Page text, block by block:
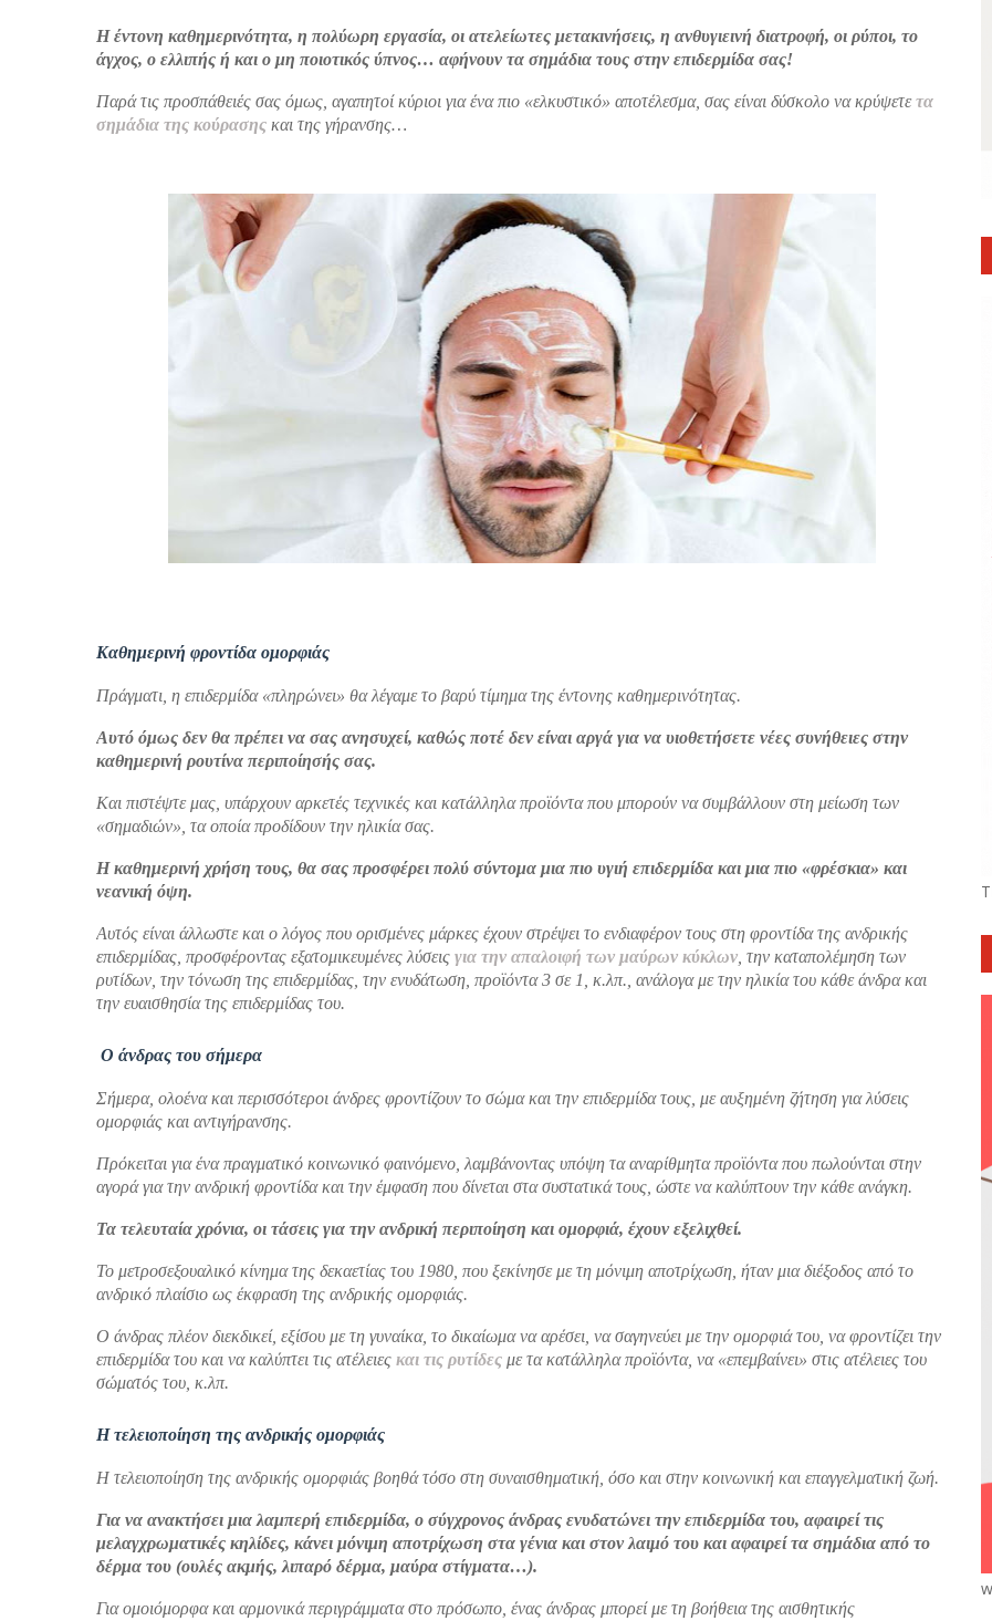
Η έντονη καθημερινότητα, η πολύωρη εργασία, οι ατελείωτες μετακινήσεις, η ανθυγιεινή διατροφή, οι ρύποι, το
άγχος, ο ελλιπής ή και ο μη ποιοτικός ύπνος… αφήνουν τα σημάδια τους στην επιδερμίδα σας!
Παρά τις προσπάθειές σας όμως, αγαπητοί κύριοι για ένα πιο «ελκυστικό» αποτέλεσμα, σας είναι δύσκολο να κρύψετετα
σημάδια της κούρασης και της γήρανσης…
Καθημερινή φροντίδα ομορφιάς
Πράγματι, η επιδερμίδα «πληρώνει» θα λέγαμε το βαρύ τίμημα της έντονης καθημερινότητας.
Αυτό όμως δεν θα πρέπει να σας ανησυχεί, καθώς ποτέ δεν είναι αργά για να υιοθετήσετε νέες συνήθειες στην
καθημερινή ρουτίνα περιποίησής σας.
Και πιστέψτε μας, υπάρχουν αρκετές τεχνικές και κατάλληλα προϊόντα που μπορούν να συμβάλλουν στη μείωση των
«σημαδιών», τα οποία προδίδουν την ηλικία σας.
Η καθημερινή χρήση τους, θα σας προσφέρει πολύ σύντομα μια πιο υγιή επιδερμίδα και μια πιο «φρέσκια» και
νεανική όψη.
Αυτός είναι άλλωστε και ο λόγος που ορισμένες μάρκες έχουν στρέψει το ενδιαφέρον τους στη φροντίδα της ανδρικής
επιδερμίδας, προσφέροντας εξατομικευμένες λύσεις για την απαλοιφή των μαύρων κύκλων , την καταπολέμηση των
ρυτίδων, την τόνωση της επιδερμίδας, την ενυδάτωση, προϊόντα 3 σε 1, κ.λπ., ανάλογα με την ηλικία του κάθε άνδρα και
την ευαισθησία της επιδερμίδας του.
Ο άνδρας του σήμερα
Σήμερα, ολοένα και περισσότεροι άνδρες φροντίζουν το σώμα και την επιδερμίδα τους, με αυξημένη ζήτηση για λύσεις
ομορφιάς και αντιγήρανσης.
Πρόκειται για ένα πραγματικό κοινωνικό φαινόμενο, λαμβάνοντας υπόψη τα αναρίθμητα προϊόντα που πωλούνται στην
αγορά για την ανδρική φροντίδα και την έμφαση που δίνεται στα συστατικά τους, ώστε να καλύπτουν την κάθε ανάγκη.
Τα τελευταία χρόνια, οι τάσεις για την ανδρική περιποίηση και ομορφιά, έχουν εξελιχθεί.
Το μετροσεξουαλικό κίνημα της δεκαετίας του 1980, που ξεκίνησε με τη μόνιμη αποτρίχωση, ήταν μια διέξοδος από το
ανδρικό πλαίσιο ως έκφραση της ανδρικής ομορφιάς.
O άνδρας πλέον διεκδικεί, εξίσου με τη γυναίκα, το δικαίωμα να αρέσει, να σαγηνεύει με την ομορφιά του, να φροντίζει την
επιδερμίδα του και να καλύπτει τις ατέλειες και τις ρυτίδες με τα κατάλληλα προϊόντα, να «επεμβαίνει» στις ατέλειες του
σώματός του, κ.λπ.
Η τελειοποίηση της ανδρικής ομορφιάς
Η τελειοποίηση της ανδρικής ομορφιάς βοηθά τόσο στη συναισθηματική, όσο και στην κοινωνική και επαγγελματική ζωή.
Για να ανακτήσει μια λαμπερή επιδερμίδα, ο σύγχρονος άνδρας ενυδατώνει την επιδερμίδα του, αφαιρεί τις
μελαγχρωματικές κηλίδες, κάνει μόνιμη αποτρίχωση στα γένια και στον λαιμό του και αφαιρεί τα σημάδια από το
δέρμα του (ουλές ακμής, λιπαρό δέρμα, μαύρα στίγματα…).
Για ομοιόμορφα και αρμονικά περιγράμματα στο πρόσωπο, ένας άνδρας μπορεί με τη βοήθεια της αισθητικής